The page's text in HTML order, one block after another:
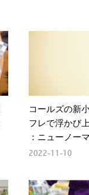
コールズの新
フレで浮かび
：ニューノー
2022-11-10